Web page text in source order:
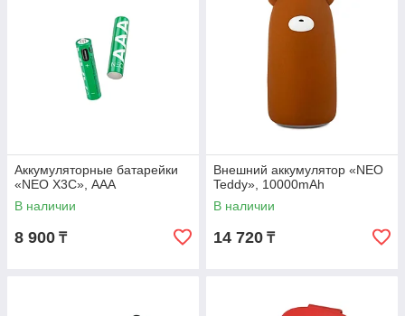
Аккумуляторные батарейки
«NEO X3C», ААА
В наличии
8 900 ₸
Внешний аккумулятор «NEO
Teddy», 10000mAh
В наличии
14 720 ₸